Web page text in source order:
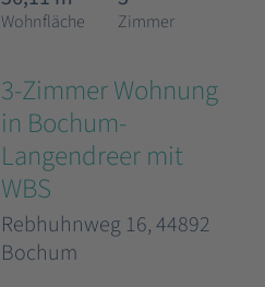
Wohnfläche Zimmer
3-Zimmer Wohnung
in Bochum-
Langendreer mit
WBS
Rebhuhnweg 16, 44892
Bochum